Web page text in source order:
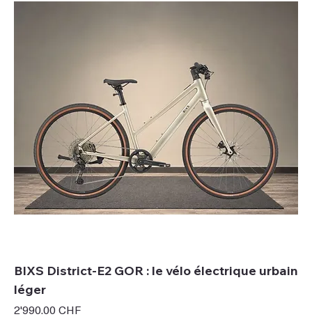
BIXS District-E2 GOR : le vélo électrique urbain
léger
Prix
2'990.00 CHF